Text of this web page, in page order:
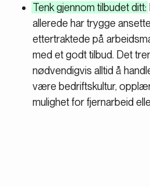
Tenk gjennom tilbudet ditt:
allerede har trygge
ettertraktede på
med et godt tilbud. Det
nødvendigvis alltid å
være bedriftskultur,
mulighet for fjernarbeid